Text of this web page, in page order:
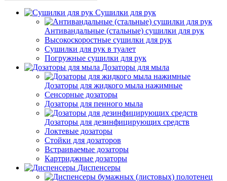
Сушилки для рук
Антивандальные (стальные) сушилки для рук
Высокоскоростные сушилки для рук
Сушилки для рук в туалет
Погружные сушилки для рук
Дозаторы для мыла
Дозаторы для жидкого мыла нажимные
Сенсорные дозаторы
Дозаторы для пенного мыла
Дозаторы для дезинфицирующих средств
Локтевые дозаторы
Стойки для дозаторов
Встраиваемые дозаторы
Картриджные дозаторы
Диспенсеры